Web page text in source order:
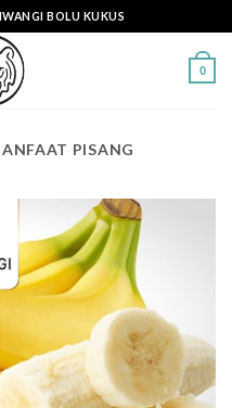
BOLU KUKUS
0
PISANG